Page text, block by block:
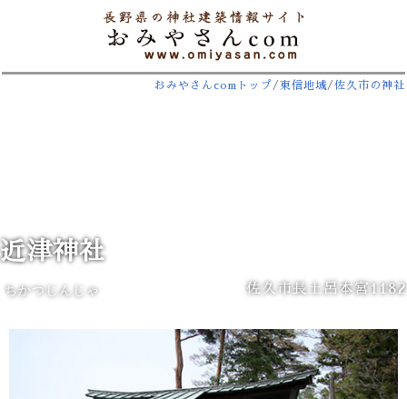
おみやさんcomトップ /東信地域/佐久市の神社
近津神社
ちかつじんじゃ 佐久市長土呂本宮1182